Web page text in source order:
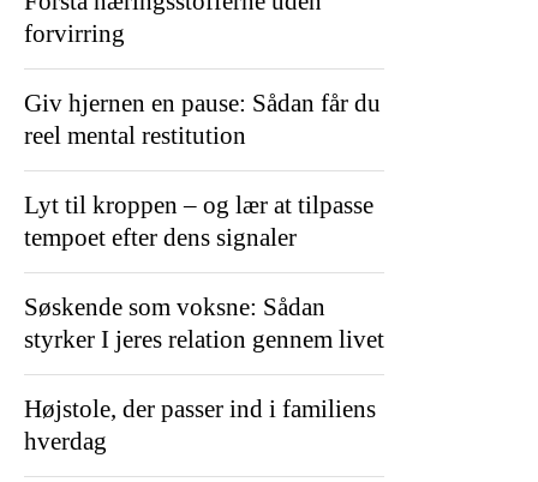
forvirring
Giv hjernen en pause: Sådan får du
reel mental restitution
Lyt til kroppen – og lær at tilpasse
tempoet efter dens signaler
Søskende som voksne: Sådan
styrker I jeres relation gennem livet
Højstole, der passer ind i familiens
hverdag